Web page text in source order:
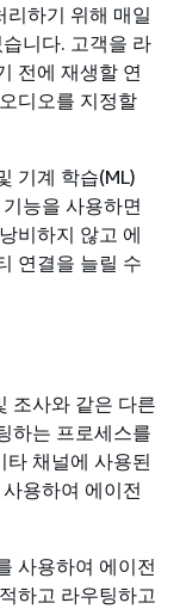
리하기 위해 매일
니다. 고객을 라
전에 재생할 연
디오를 지정할
기계 학습(ML)
능을 사용하면
비하지 않고 에
연결을 늘릴 수
조사와 같은 다른
하는 프로세스를
타 채널에 사용된
용하여 에이전
사용하여 에이전
하고 라우팅하고